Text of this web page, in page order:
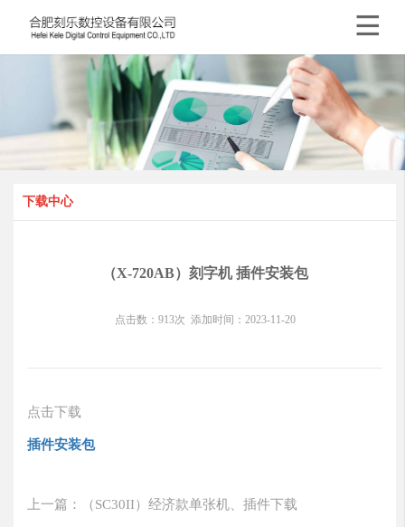

下载中心
（X-720AB）刻字机 插件安装包
点击数： 913次 添加时间： 2023-11-20
点击下载
插件安装包
上一篇：（SC30II）经济款单张机、插件下载